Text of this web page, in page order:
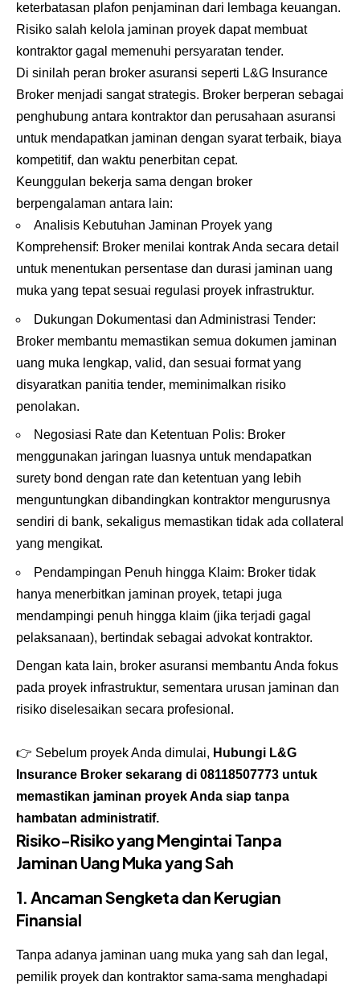
keterbatasan plafon penjaminan dari lembaga keuangan.
Risiko salah kelola jaminan proyek dapat membuat
kontraktor gagal memenuhi persyaratan tender.
Di sinilah peran broker asuransi seperti L&G Insurance
Broker menjadi sangat strategis. Broker berperan sebagai
penghubung antara kontraktor dan perusahaan asuransi
untuk mendapatkan jaminan dengan syarat terbaik, biaya
kompetitif, dan waktu penerbitan cepat.
Keunggulan bekerja sama dengan broker
berpengalaman antara lain:
Analisis Kebutuhan Jaminan Proyek yang
Komprehensif: Broker menilai kontrak Anda secara detail
untuk menentukan persentase dan durasi jaminan uang
muka yang tepat sesuai regulasi proyek infrastruktur.
Dukungan Dokumentasi dan Administrasi Tender:
Broker membantu memastikan semua dokumen jaminan
uang muka lengkap, valid, dan sesuai format yang
disyaratkan panitia tender, meminimalkan risiko
penolakan.
Negosiasi Rate dan Ketentuan Polis: Broker
menggunakan jaringan luasnya untuk mendapatkan
surety bond dengan rate dan ketentuan yang lebih
menguntungkan dibandingkan kontraktor mengurusnya
sendiri di bank, sekaligus memastikan tidak ada collateral
yang mengikat.
Pendampingan Penuh hingga Klaim: Broker tidak
hanya menerbitkan jaminan proyek, tetapi juga
mendampingi penuh hingga klaim (jika terjadi gagal
pelaksanaan), bertindak sebagai advokat kontraktor.
Dengan kata lain, broker asuransi membantu Anda fokus
pada proyek infrastruktur, sementara urusan jaminan dan
risiko diselesaikan secara profesional.
👉 Sebelum proyek Anda dimulai, Hubungi L&G
Insurance Broker sekarang di 08118507773 untuk
memastikan jaminan proyek Anda siap tanpa
hambatan administratif.
Risiko-Risiko yang Mengintai Tanpa
Jaminan Uang Muka yang Sah
1. Ancaman Sengketa dan Kerugian
Finansial
Tanpa adanya jaminan uang muka yang sah dan legal,
pemilik proyek dan kontraktor sama-sama menghadapi